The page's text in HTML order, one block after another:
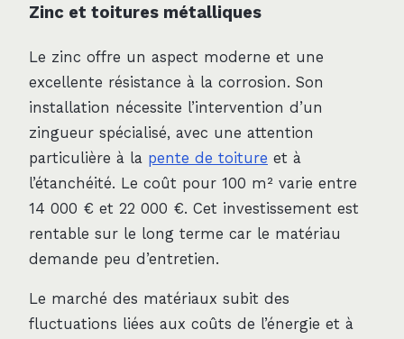
Zinc et toitures métalliques
Le zinc offre un aspect moderne et une
excellente résistance à la corrosion. Son
installation nécessite l’intervention d’un
zingueur spécialisé, avec une attention
particulière à la pente de toiture et à
l’étanchéité. Le coût pour 100 m² varie entre
14 000 € et 22 000 €. Cet investissement est
rentable sur le long terme car le matériau
demande peu d’entretien.
Le marché des matériaux subit des
fluctuations liées aux coûts de l’énergie et à